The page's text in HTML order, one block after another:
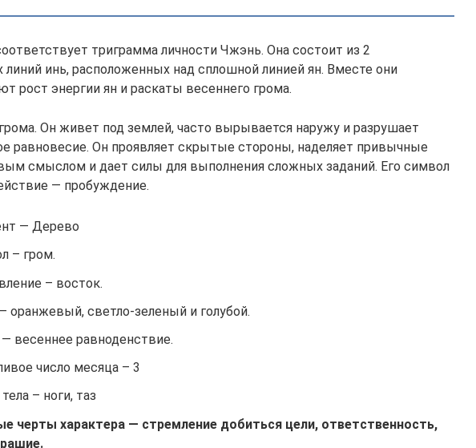
триграмма личности Чжэнь. Она состоит из 2
инь, расположенных над сплошной линией ян. Вместе они
рост энергии ян и раскаты весеннего грома.
Он живет под землей, часто вырывается наружу и разрушает
равновесие. Он проявляет скрытые стороны, наделяет привычные
смыслом и дает силы для выполнения сложных заданий. Его символ
— пробуждение.
— Дерево
– гром.
– восток.
оранжевый, светло-зеленый и голубой.
весеннее равноденствие.
число месяца – 3
– ноги, таз
черты характера — стремление добиться цели, ответственность,